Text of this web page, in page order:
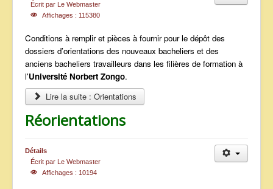
Écrit par Le Webmaster
Affichages : 115380
Conditions à remplir et pièces à fournir pour le dépôt des
dossiers d’orientations des nouveaux bacheliers et des
anciens bacheliers travailleurs dans les filières de formation à
l'Université Norbert Zongo.
Lire la suite : Orientations
Réorientations
Détails
Écrit par Le Webmaster
Affichages : 10194